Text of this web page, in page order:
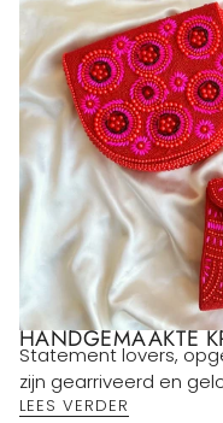
HANDGEMAAKTE
Statement lovers,
zijn gearriveerd en
LEES VERDER